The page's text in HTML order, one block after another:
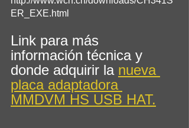
ER_EXE.html
Link para más
información técnica y
donde adquirir la nueva
placa adaptadora
MMDVM HS USB HAT.